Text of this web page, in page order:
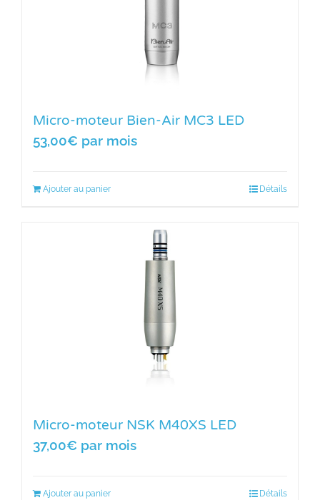
Micro-moteur Bien-Air MC3 LED
53,00€ par mois
Ajouter au panier Détails
Micro-moteur NSK M40XS LED
37,00€ par mois
Ajouter au panier Détails